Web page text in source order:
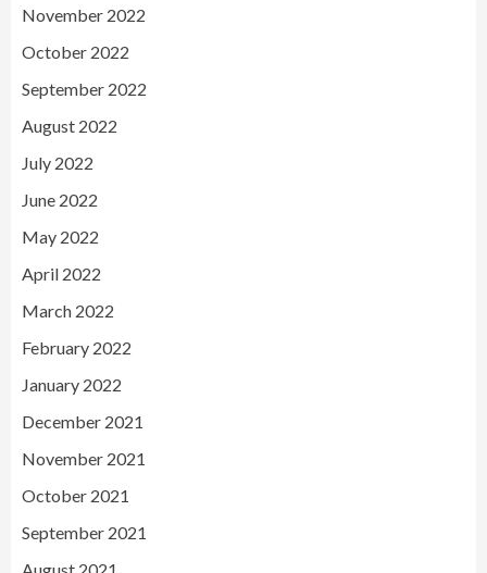
November 2022
October 2022
September 2022
August 2022
July 2022
June 2022
May 2022
April 2022
March 2022
February 2022
January 2022
December 2021
November 2021
October 2021
September 2021